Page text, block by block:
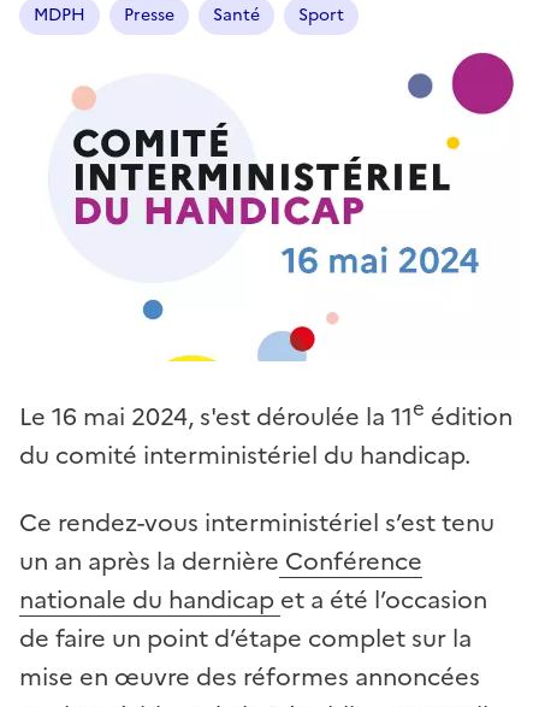
MDPH Presse Santé Sport
Le 16 mai 2024, s'est déroulée la 11e édition
du comité interministériel du handicap.
Ce rendez-vous interministériel s’est tenu
un an après la dernière Conférence
nationale du handicap et a été l’occasion
de faire un point d’étape complet sur la
mise en œuvre des réformes annoncées